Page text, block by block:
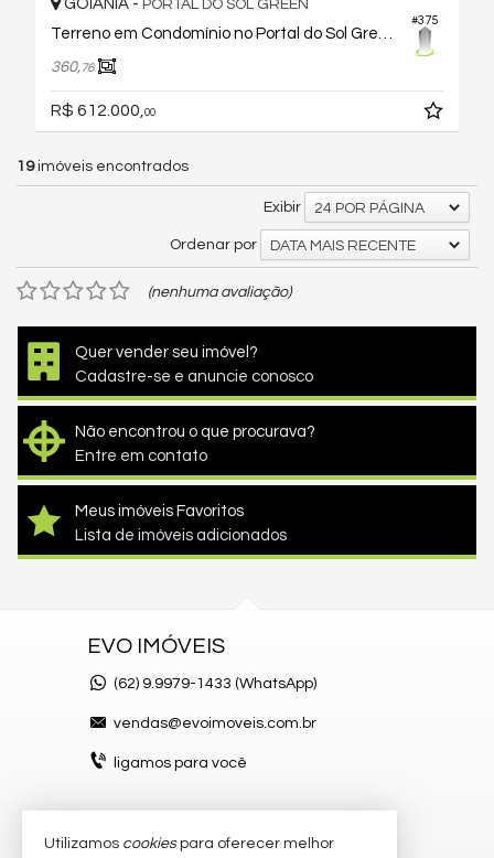
#375
GOIÂNIA - PORTAL DO SOL GREEN
Terreno em Condomínio no Portal do Sol Green Reserva
360,76
R$ 612.000, 00
19imóveis encontrados
Exibir 24 POR PÁGINA
Ordenar por DATA MAIS RECENTE
(nenhuma avaliação)
Quer vender seu imóvel?
Cadastre-se e anuncie conosco
Não encontrou o que procurava?
Entre em contato
Meus imóveis Favoritos
Lista de imóveis adicionados
EVO IMÓVEIS
(62) 9.9979-1433 (WhatsApp)
vendas@evoimoveis.com.br
ligamos para você
VEJA MAIS
Utilizamos cookiespara oferecer melhor